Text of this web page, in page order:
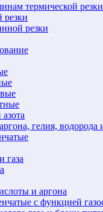
термической резки
резки
гелия, водорода
газа
и аргона
c функцией